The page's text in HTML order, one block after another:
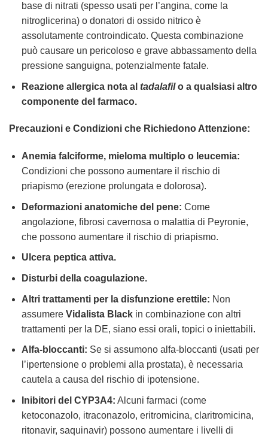
base di nitrati (spesso usati per l’angina, come la
nitroglicerina) o donatori di ossido nitrico è
assolutamente controindicato. Questa combinazione
può causare un pericoloso e grave abbassamento della
pressione sanguigna, potenzialmente fatale.
Reazione allergica nota al tadalafilo a qualsiasi altro
componente del farmaco.
Precauzioni e Condizioni che Richiedono Attenzione:
Anemia falciforme, mieloma multiplo o leucemia:
Condizioni che possono aumentare il rischio di
priapismo (erezione prolungata e dolorosa).
Deformazioni anatomiche del pene: Come
angolazione, fibrosi cavernosa o malattia di Peyronie,
che possono aumentare il rischio di priapismo.
Ulcera peptica attiva.
Disturbi della coagulazione.
Altri trattamenti per la disfunzione erettile: Non
assumere Vidalista Blackin combinazione con altri
trattamenti per la DE, siano essi orali, topici o iniettabili.
Alfa-bloccanti: Se si assumono alfa-bloccanti (usati per
l’ipertensione o problemi alla prostata), è necessaria
cautela a causa del rischio di ipotensione.
Inibitori del CYP3A4: Alcuni farmaci (come
ketoconazolo, itraconazolo, eritromicina, claritromicina,
ritonavir, saquinavir) possono aumentare i livelli di